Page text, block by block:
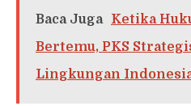
Baca Juga
Ketika
Bertemu, PKS
Lingkungan